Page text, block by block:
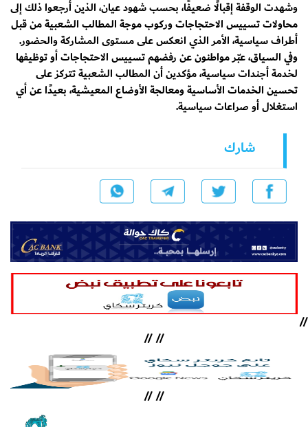
وشهدت الوقفة إقبالًا ضعيفًا، بحسب شهود عيان، الذين أرجعوا ذلك إلى
محاولات تسييس الاحتجاجات وركوب موجة المطالب الشعبية من قبل
أطراف سياسية، الأمر الذي انعكس على مستوى المشاركة والحضور.
وفي السياق، عبّر مواطنون عن رفضهم تسييس الاحتجاجات أو توظيفها
لخدمة أجندات سياسية، مؤكدين أن المطالب الشعبية تتركز على
تحسين الخدمات الأساسية ومعالجة الأوضاع المعيشية، بعيدًا عن أي
استغلال أو صراعات سياسية.
شارك
//
//
//
//
//